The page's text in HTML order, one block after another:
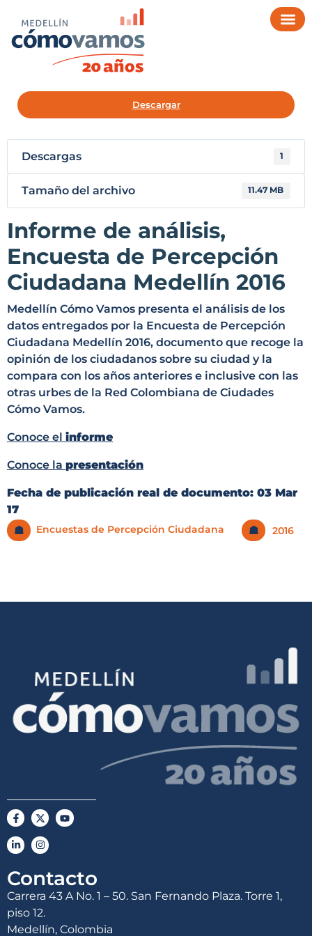
Descargar
Descargas 1
Tamaño del archivo 11.47 MB
Informe de análisis,
Encuesta de Percepción
Ciudadana Medellín 2016
Medellín Cómo Vamos presenta el análisis de los
datos entregados por la Encuesta de Percepción
Ciudadana Medellín 2016, documento que recoge la
opinión de los ciudadanos sobre su ciudad y la
compara con los años anteriores e inclusive con las
otras urbes de la Red Colombiana de Ciudades
Cómo Vamos.
Conoce el informe
Conoce la presentación
Fecha de publicación real de documento: 03 Mar
17
☗
Encuestas de Percepción Ciudadana ☗ 2016
Contacto
Carrera 43 A No. 1 – 50. San Fernando Plaza. Torre 1,
piso 12.
Medellín, Colombia